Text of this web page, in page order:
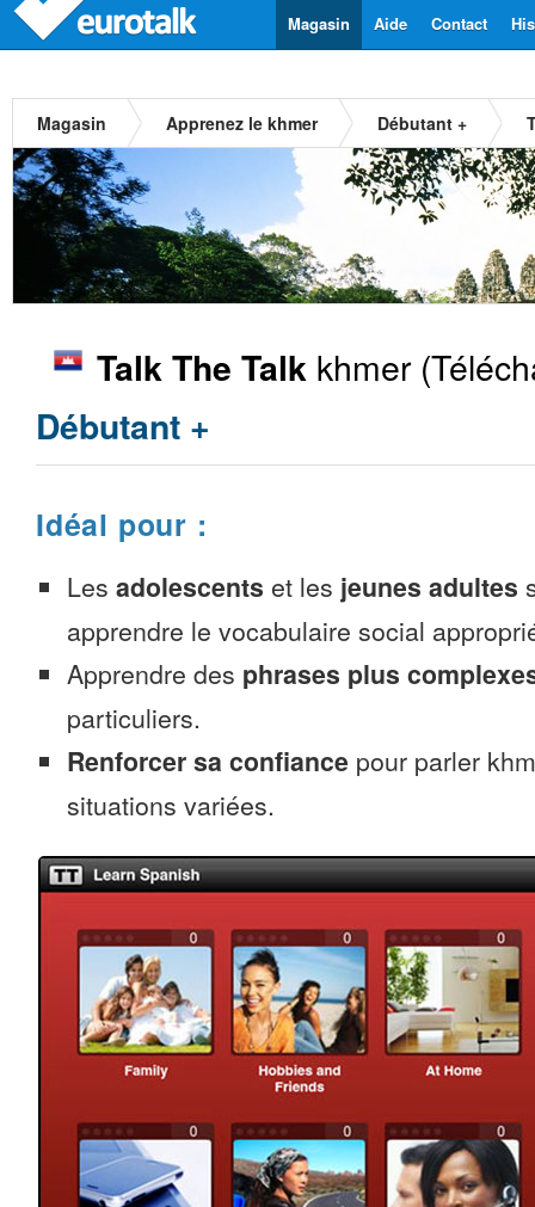
Contact
Aide
Magasin
Magasin Apprenez le khmer Débutant +
Talk The Talk khmer
Débutant +
Idéal pour :
Les adolescents et les jeunes adultes
apprendre le vocabulaire social
Apprendre des phrases plus
particuliers.
Renforcer sa confiance pour parler
situations variées.